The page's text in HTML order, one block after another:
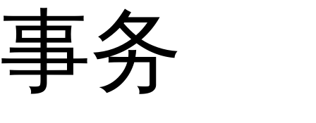
事务